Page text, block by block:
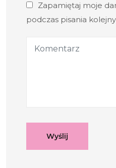
Zapamiętaj moje
podczas pisania